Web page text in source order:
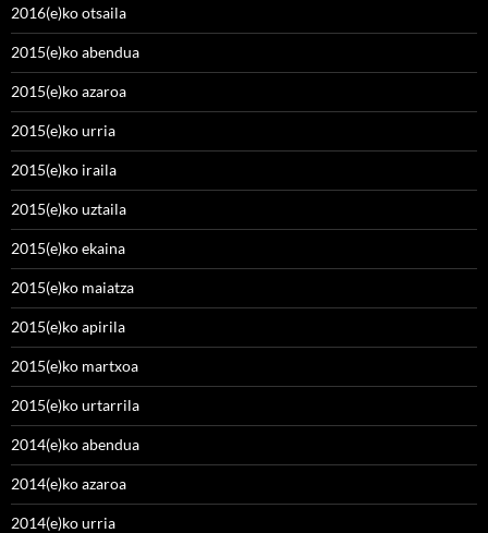
2016(e)ko otsaila
2015(e)ko abendua
2015(e)ko azaroa
2015(e)ko urria
2015(e)ko iraila
2015(e)ko uztaila
2015(e)ko ekaina
2015(e)ko maiatza
2015(e)ko apirila
2015(e)ko martxoa
2015(e)ko urtarrila
2014(e)ko abendua
2014(e)ko azaroa
2014(e)ko urria